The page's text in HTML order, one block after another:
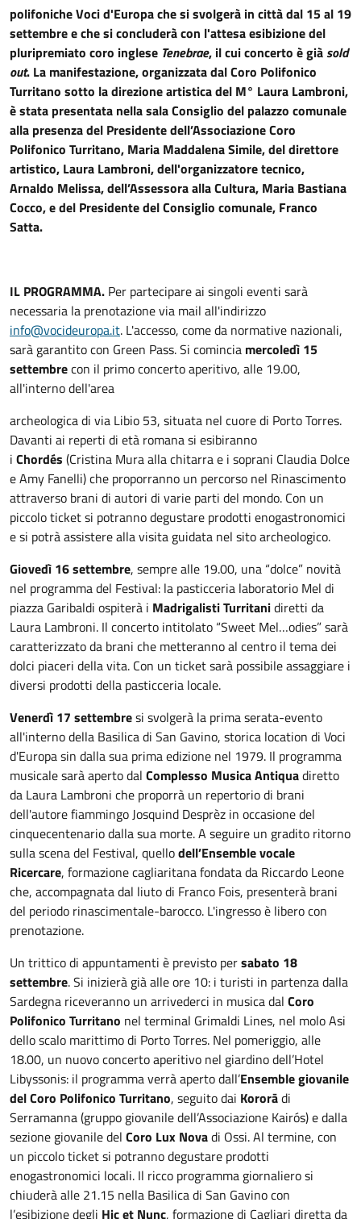
polifoniche Voci d'Europa che si svolgerà in città dal 15 al 19
settembre e che si concluderà con l'attesa esibizione del
pluripremiato coro inglese Tenebrae, il cui concerto è giàsold
out. La manifestazione, organizzata dal Coro Polifonico
Turritano sotto la direzione artistica del M° Laura Lambroni,
è stata presentata nella sala Consiglio del palazzo comunale
alla presenza del Presidente dell’Associazione Coro
Polifonico Turritano, Maria Maddalena Simile, del direttore
artistico, Laura Lambroni, dell'organizzatore tecnico,
Arnaldo Melissa, dell’Assessora alla Cultura, Maria Bastiana
Cocco, e del Presidente del Consiglio comunale, Franco
Satta.
IL PROGRAMMA. Per partecipare ai singoli eventi sarà
necessaria la prenotazione via mail all'indirizzo
info@vocideuropa.it. L'accesso, come da normative nazionali,
sarà garantito con Green Pass. Si comincia mercoledì 15
settembrecon il primo concerto aperitivo, alle 19.00,
all'interno dell'area
archeologica di via Libio 53, situata nel cuore di Porto Torres.
Davanti ai reperti di età romana si esibiranno
i Chordés (Cristina Mura alla chitarra e i soprani Claudia Dolce
e Amy Fanelli) che proporranno un percorso nel Rinascimento
attraverso brani di autori di varie parti del mondo. Con un
piccolo ticket si potranno degustare prodotti enogastronomici
e si potrà assistere alla visita guidata nel sito archeologico.
Giovedì 16 settembre, sempre alle 19.00, una “dolce” novità
nel programma del Festival: la pasticceria laboratorio Mel di
piazza Garibaldi ospiterà i Madrigalisti Turritanidiretti da
Laura Lambroni. Il concerto intitolato “Sweet Mel…odies” sarà
caratterizzato da brani che metteranno al centro il tema dei
dolci piaceri della vita. Con un ticket sarà possibile assaggiare i
diversi prodotti della pasticceria locale.
Venerdì 17 settembresi svolgerà la prima serata-evento
all'interno della Basilica di San Gavino, storica location di Voci
d'Europa sin dalla sua prima edizione nel 1979. Il programma
musicale sarà aperto dal Complesso Musica Antiquadiretto
da Laura Lambroni che proporrà un repertorio di brani
dell'autore fiammingo Josquind Desprèz in occasione del
cinquecentenario dalla sua morte. A seguire un gradito ritorno
sulla scena del Festival, quellodell’Ensemble vocale
Ricercare, formazione cagliaritana fondata da Riccardo Leone
che, accompagnata dal liuto di Franco Fois, presenterà brani
del periodo rinascimentale-barocco. L'ingresso è libero con
prenotazione.
Un trittico di appuntamenti è previsto persabato 18
settembre. Si inizierà già alle ore 10: i turisti in partenza dalla
Sardegna riceveranno un arrivederci in musica dal Coro
Polifonico Turritano nel terminal Grimaldi Lines, nel molo Asi
dello scalo marittimo di Porto Torres. Nel pomeriggio, alle
18.00, un nuovo concerto aperitivo nel giardino dell’Hotel
Libyssonis: il programma verrà aperto dall’Ensemble giovanile
del Coro Polifonico Turritano, seguito dai Kororādi
Serramanna (gruppo giovanile dell’Associazione Kairós) e dalla
sezione giovanile del Coro Lux Novadi Ossi. Al termine, con
un piccolo ticket si potranno degustare prodotti
enogastronomici locali. Il ricco programma giornaliero si
chiuderà alle 21.15 nella Basilica di San Gavino con
l’esibizione degli Hic et Nunc, formazione di Cagliari diretta da